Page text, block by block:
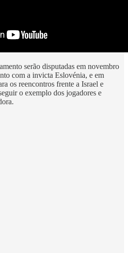
serão disputadas em novembro
com a invicta Eslovénia, e em
os reencontros frente a Israel e
o exemplo dos jogadores e